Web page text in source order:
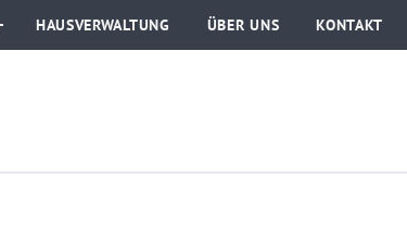
HAUSVERWALTUNG ÜBER UNS KONTAKT